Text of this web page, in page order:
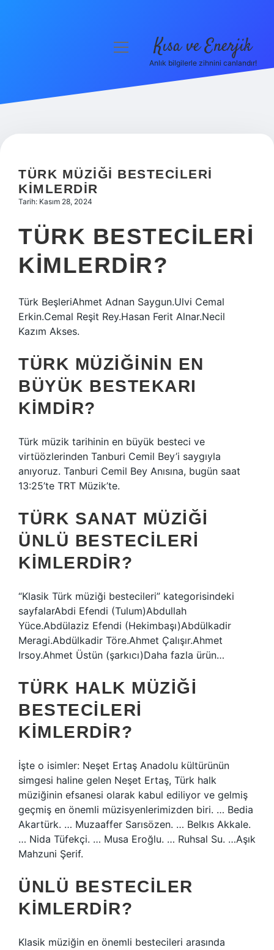
Hakkımızda
menüyü
Kısa ve Enerjik
Anlık bilgilerle zihnini canlandır!
TÜRK MÜZIĞI BESTECILERI
KIMLERDIR
Tarih: Kasım 28, 2024
TÜRK BESTECILERI
KIMLERDIR?
Türk BeşleriAhmet Adnan Saygun.Ulvi Cemal
Erkin.Cemal Reşit Rey.Hasan Ferit Alnar.Necil
Kazım Akses.
TÜRK MÜZIĞININ EN
BÜYÜK BESTEKARI
KIMDIR?
Türk müzik tarihinin en büyük besteci ve
virtüözlerinden Tanburi Cemil Bey’i saygıyla
anıyoruz. Tanburi Cemil Bey Anısına, bugün saat
13:25’te TRT Müzik’te.
TÜRK SANAT MÜZIĞI
ÜNLÜ BESTECILERI
KIMLERDIR?
“Klasik Türk müziği bestecileri” kategorisindeki
sayfalarAbdi Efendi (Tulum)Abdullah
Yüce.Abdülaziz Efendi (Hekimbaşı)Abdülkadir
Meragi.Abdülkadir Töre.Ahmet Çalışır.Ahmet
Irsoy.Ahmet Üstün (şarkıcı)Daha fazla ürün…
TÜRK HALK MÜZIĞI
BESTECILERI
KIMLERDIR?
İşte o isimler: Neşet Ertaş Anadolu kültürünün
simgesi haline gelen Neşet Ertaş, Türk halk
müziğinin efsanesi olarak kabul ediliyor ve gelmiş
geçmiş en önemli müzisyenlerimizden biri. … Bedia
Akartürk. … Muzaaffer Sarısözen. … Belkıs Akkale.
… Nida Tüfekçi. … Musa Eroğlu. … Ruhsal Su. …Aşık
Mahzuni Şerif.
ÜNLÜ BESTECILER
KIMLERDIR?
Klasik müziğin en önemli bestecileri arasında